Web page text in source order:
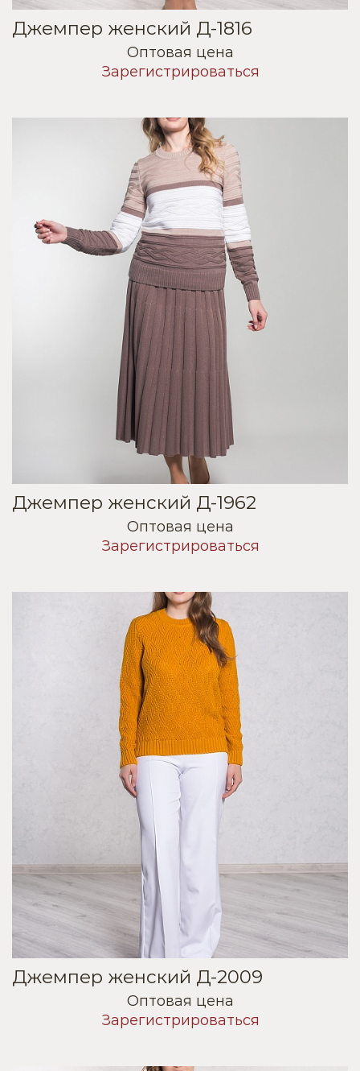
Джемпер женский Д-1816
Оптовая цена
Зарегистрироваться
Джемпер женский Д-1962
Оптовая цена
Зарегистрироваться
Джемпер женский Д-2009
Оптовая цена
Зарегистрироваться